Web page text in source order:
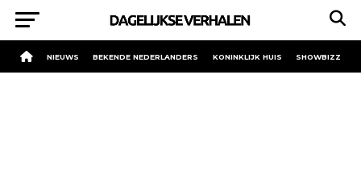
NIEUWS BEKENDE NEDERLANDERS KONINKLIJK HUIS SHOWBIZZ